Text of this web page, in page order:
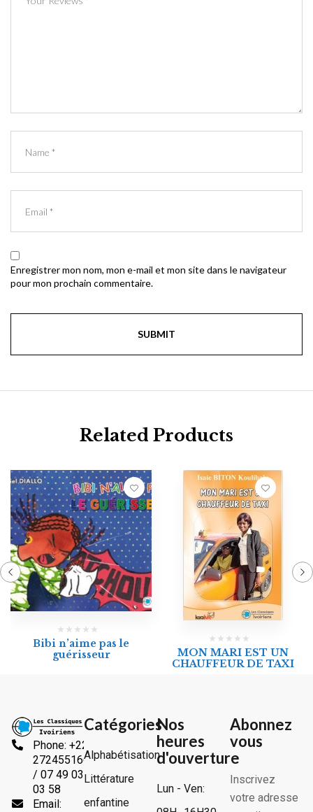
Enregistrer mon nom, mon e-mail et mon site dans le navigateur
pour mon prochain commentaire.
Related Products
Bibi n’aime pas le
guérisseur
MON MARI EST UN
CHAUFFEUR DE TAXI
Phone: +225
2724551666
/ 07 49 03
03 58
Email:
Catégories
Alphabétisation
Littérature
enfantine
Nos
heures
d'ouverture
Lun - Ven:
Abonnez
vous
Inscrivez
votre adresse